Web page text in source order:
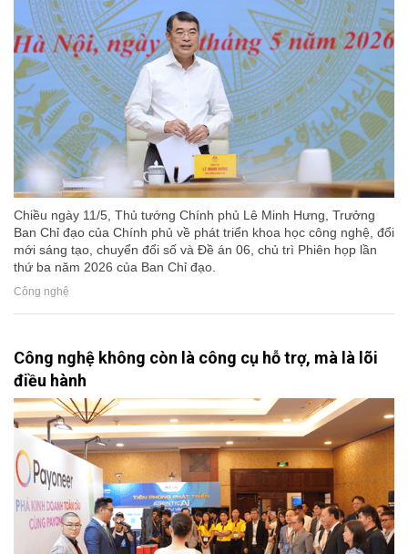
Chiều ngày 11/5, Thủ tướng Chính phủ Lê Minh Hưng, Trưởng
Ban Chỉ đạo của Chính phủ về phát triển khoa học công nghệ, đổi
mới sáng tạo, chuyển đổi số và Đề án 06, chủ trì Phiên họp lần
thứ ba năm 2026 của Ban Chỉ đạo.
Công nghệ
Công nghệ không còn là công cụ hỗ trợ, mà là lõi
điều hành